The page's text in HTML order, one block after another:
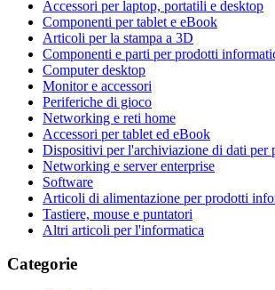
Accessori per laptop, portatili e desktop
Componenti per tablet e eBook
Articoli per la stampa a 3D
Componenti e parti per prodotti
Computer desktop
Monitor e accessori
Periferiche di gioco
Networking e reti home
Accessori per tablet ed eBook
Dispositivi per l'archiviazione di dati per
Networking e server enterprise
Software
Articoli di alimentazione per prodotti
Tastiere, mouse e puntatori
Altri articoli per l'informatica
Categorie